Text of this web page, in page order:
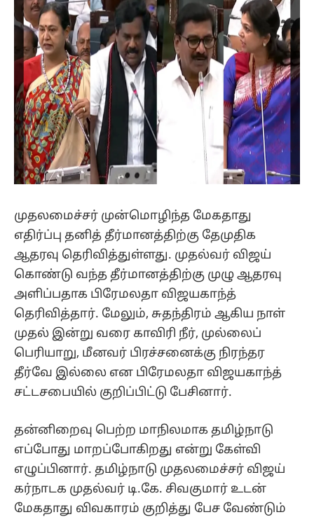
முதலமைச்சர் முன்மொழிந்த மேகதாது
எதிர்ப்பு தனித் தீர்மானத்திற்கு தேமுதிக
ஆதரவு தெரிவித்துள்ளது. முதல்வர் விஜய்
கொண்டு வந்த தீர்மானத்திற்கு முழு ஆதரவு
அளிப்பதாக பிரேமலதா விஜயகாந்த்
தெரிவித்தார். மேலும், சுதந்திரம் ஆகிய நாள்
முதல் இன்று வரை காவிரி நீர், முல்லைப்
பெரியாறு, மீனவர் பிரச்சனைக்கு நிரந்தர
தீர்வே இல்லை என பிரேமலதா விஜயகாந்த்
சட்டசபையில் குறிப்பிட்டு பேசினார்.
தன்னிறைவு பெற்ற மாநிலமாக தமிழ்நாடு
எப்போது மாறப்போகிறது என்று கேள்வி
எழுப்பினார். தமிழ்நாடு முதலமைச்சர் விஜய்
கர்நாடக முதல்வர் டி.கே. சிவகுமார் உடன்
மேகதாது விவகாரம் குறித்து பேச வேண்டும்